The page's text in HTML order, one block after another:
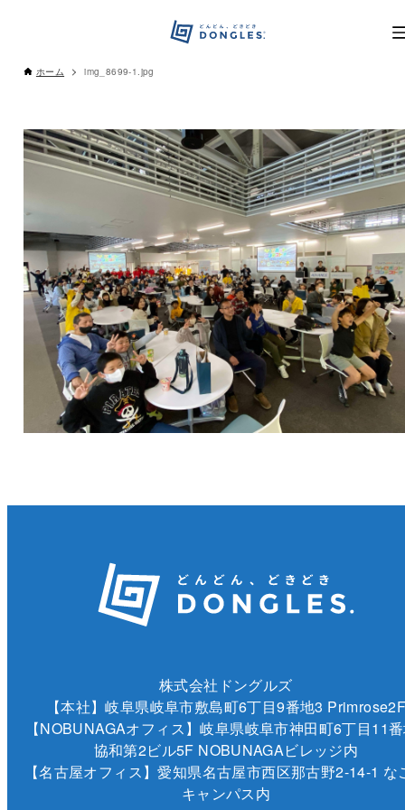
ホーム img_8699-1.jpg
株式会社ドングルズ
【本社】岐阜県岐阜市敷島町6丁目9番地3
【NOBUNAGAオフィス】岐阜県岐阜市神田町6丁目11
協和第2ビル5F NOBUNAGAビレッジ内
【名古屋オフィス】愛知県名古屋市西区那古野2-14-1 な
キャンパス内